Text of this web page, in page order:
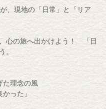
、現地の「日常」と「リア
心の旅へ出かけよう！ 「日
。
理念の風
った」